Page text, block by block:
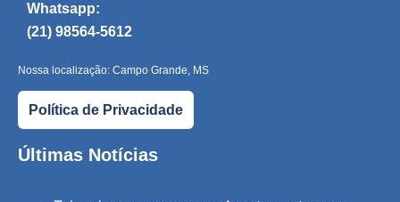
Whatsapp:
(21) 98564-5612
Nossa localização: Campo Grande, MS
Política de Privacidade
Últimas Notícias